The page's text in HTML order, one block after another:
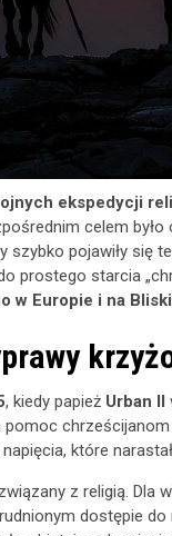
ekspedycji
celem
szybko pojawiły się
prostego starcia
w Europie i na
, kiedy papież Urban II
pomoc
które
z religią. Dla
dostępie do